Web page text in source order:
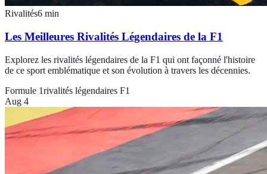
Rivalités6 min
Les Meilleures Rivalités Légendaires de la F1
Explorez les rivalités légendaires de la F1 qui ont façonné l'histoire
de ce sport emblématique et son évolution à travers les décennies.
Formule 1rivalités légendaires F1
Aug 4